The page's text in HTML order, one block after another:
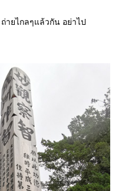
ายไกลๆแล้วกัน อย่าไป